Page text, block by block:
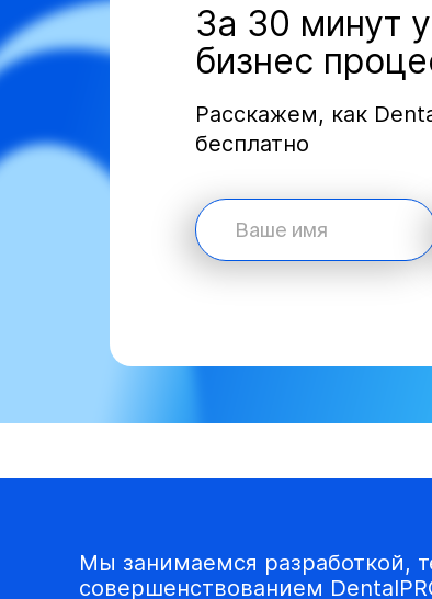
За 30 минут
бизнес
Расскажем, как
бесплатно
Мы занимаемся разработкой,
совершенствованием